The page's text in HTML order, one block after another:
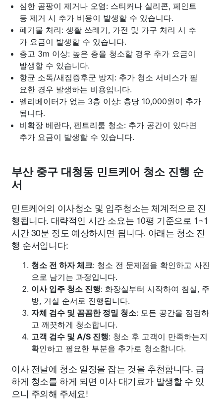
심한 곰팡이 제거나 오염: 스티커나 실리콘, 페인트
등 제거 시 추가 비용이 발생할 수 있습니다.
폐기물 처리: 생활 쓰레기, 가전 및 가구 처리 시 추
가 요금이 발생할 수 있습니다.
층고 3m 이상: 높은 층을 청소할 경우 추가 요금이
발생할 수 있습니다.
항균 소독/새집증후군 방지: 추가 청소 서비스가 필
요한 경우 발생하는 비용입니다.
엘리베이터가 없는 3층 이상: 층당 10,000원이 추가
됩니다.
비확장 베란다, 펜트리룸 청소: 추가 공간이 있다면
추가 요금이 발생할 수 있습니다.
부산 중구 대청동 민트케어 청소 진행 순
서
민트케어의 이사청소 및 입주청소는 체계적으로 진
행됩니다. 대략적인 시간 소요는 10평 기준으로 1~1
시간 30분 정도 예상하시면 됩니다. 아래는 청소 진
행 순서입니다:
청소 전 하자 체크: 청소 전 문제점을 확인하고 사진
으로 남기는 과정입니다.
이사 입주 청소 진행: 화장실부터 시작하여 침실, 주
방, 거실 순서로 진행됩니다.
자체 검수 및 꼼꼼한 정밀 청소: 모든 공간을 점검하
고 깨끗하게 청소합니다.
고객 검수 및 A/S 진행: 청소 후 고객이 만족하는지
확인하고 필요한 부분을 추가로 청소합니다.
이사 전날에 청소 일정을 잡는 것을 추천합니다. 급
하게 청소를 하게 되면 이사 대기료가 발생할 수 있
으니 주의해 주세요!